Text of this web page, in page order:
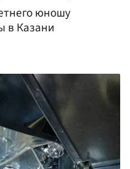
юношу
в Казани